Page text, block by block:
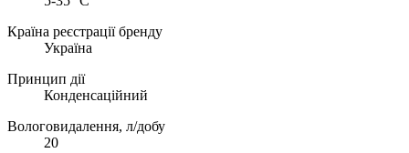
Країна реєстрації бренду
Україна
Принцип дії
Конденсаційний
Вологовидалення, л/добу
20